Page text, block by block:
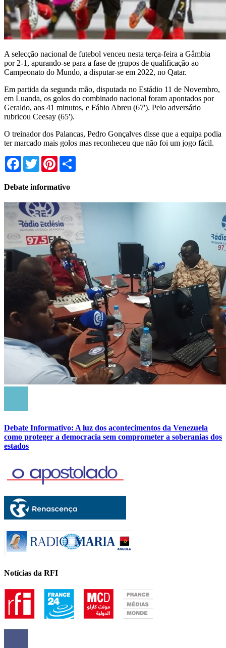
A selecção nacional de futebol venceu nesta terça-feira a Gâmbia
por 2-1, apurando-se para a fase de grupos de qualificação ao
Campeonato do Mundo, a disputar-se em 2022, no Qatar.
Em partida da segunda mão, disputada no Estádio 11 de Novembro,
em Luanda, os golos do combinado nacional foram apontados por
Geraldo, aos 41 minutos, e Fábio Abreu (67'). Pelo adversário
rubricou Ceesay (65').
O treinador dos Palancas, Pedro Gonçalves disse que a equipa podia
ter marcado mais golos mas reconheceu que não foi um jogo fácil.
Facebook
TwitterPinterest
Debate informativo
Debate Informativo: A luz dos acontecimentos da Venezuela
como proteger a democracia sem comprometer a soberanias dos
estados
Notícias da RFI